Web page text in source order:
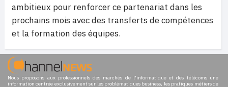
ambitieux pour renforcer ce partenariat dans les
prochains mois avec des transferts de compétences
et la formation des équipes.
Nous proposons aux professionnels des marchés de l'informatique et des télécoms une
information centrée exclusivement sur les problématiques business, les pratiques métiers de